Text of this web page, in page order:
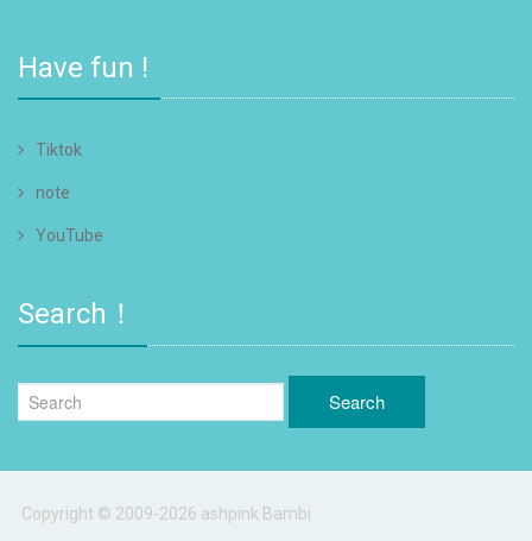
Have fun !
Tiktok
note
YouTube
Search！
Copyright © 2009-2026 ashpink Bambi